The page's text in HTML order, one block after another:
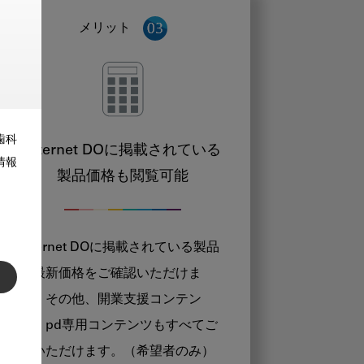
科
報
メリット
Internet DOに掲載されている
製品価格も閲覧可能
Internet DOに掲載されている製品
の最新価格をご確認いただけま
す。その他、開業支援コンテン
ツ、pd専用コンテンツもすべてご
覧いただけます。（希望者のみ）